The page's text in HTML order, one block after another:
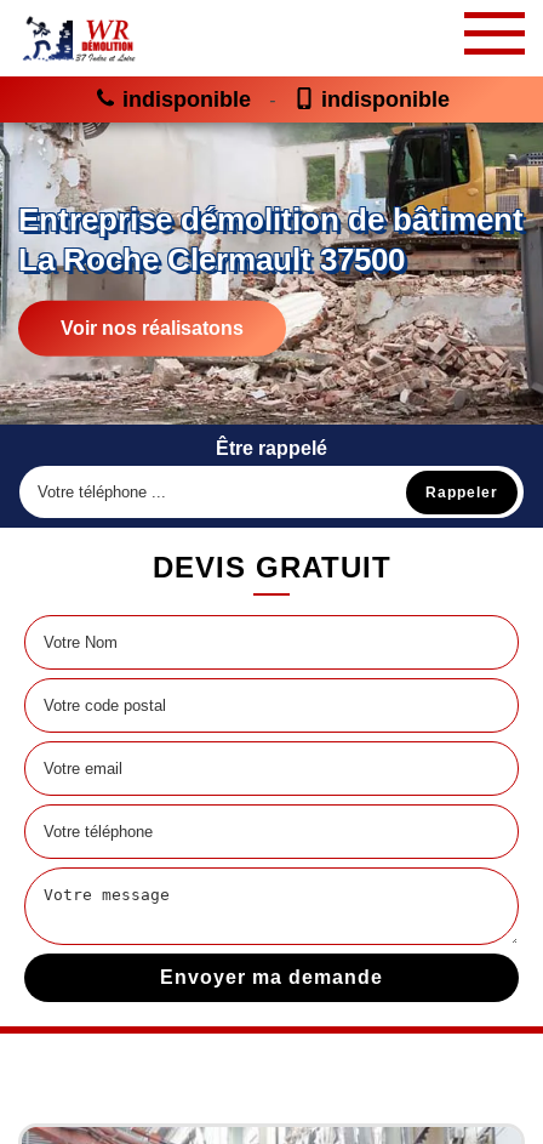
indisponible - indisponible
Entreprise démolition de bâtiment
La Roche Clermault 37500
Voir nos réalisatons
Être rappelé
DEVIS GRATUIT